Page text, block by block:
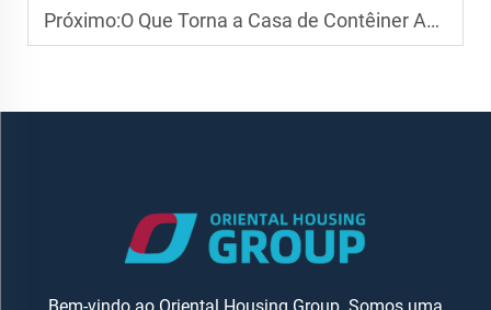
Próximo:O Que Torna a Casa de Contêiner Adequada para Sistemas de Construção Modular
Bem-vindo ao Oriental Housing Group. Somos uma